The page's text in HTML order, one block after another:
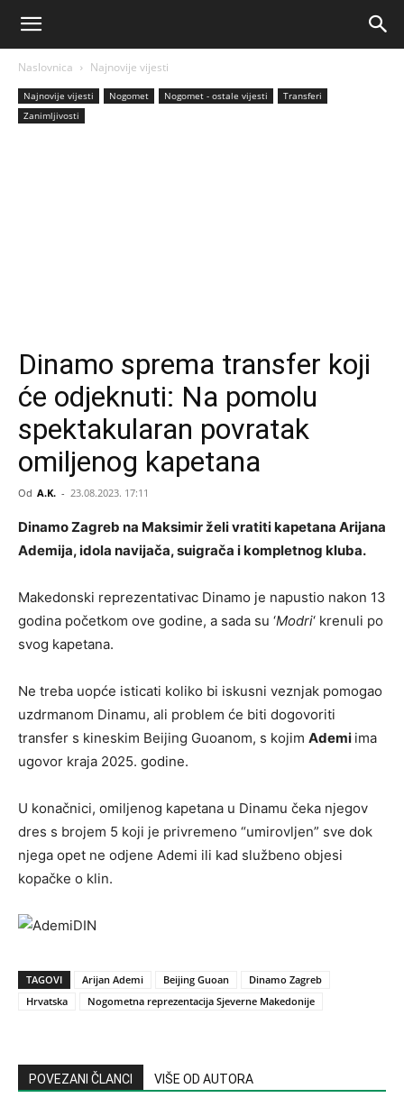
Naslovnica Najnovije vijesti
Najnovije vijesti Nogomet Nogomet - ostale vijesti
Transferi
Zanimljivosti
Dinamo sprema transfer koji
će odjeknuti: Na pomolu
spektakularan povratak
omiljenog kapetana
Od A.K. - 23.08.2023. 17:11
Dinamo Zagreb na Maksimir želi vratiti kapetana Arijana
Ademija, idola navijača, suigrača i kompletnog kluba.
Makedonski reprezentativac Dinamo je napustio nakon 13
godina početkom ove godine, a sada su ‘Modri‘ krenuli po
svog kapetana.
Ne treba uopće isticati koliko bi iskusni veznjak pomogao
uzdrmanom Dinamu, ali problem će biti dogovoriti
transfer s kineskim Beijing Guoanom, s kojim Ademi ima
ugovor kraja 2025. godine.
U konačnici, omiljenog kapetana u Dinamu čeka njegov
dres s brojem 5 koji je privremeno “umirovljen” sve dok
njega opet ne odjene Ademi ili kad službeno objesi
kopačke o klin.
TAGOVI Arijan Ademi Beijing Guoan
Dinamo Zagreb
Hrvatska
Nogometna reprezentacija Sjeverne Makedonije
POVEZANI ČLANCI VIŠE OD AUTORA